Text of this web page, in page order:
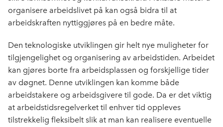
organisere arbeidslivet på kan også bidra til at
arbeidskraften nyttiggjøres på en bedre måte.
Den teknologiske utviklingen gir helt nye muligheter for
tilgjengelighet og organisering av arbeidstiden. Arbeidet
kan gjøres borte fra arbeidsplassen og forskjellige tider
av døgnet. Denne utviklingen kan komme både
arbeidstakere og arbeidsgivere til gode. Da er det viktig
at arbeidstidsregelverket til enhver tid oppleves
tilstrekkelig fleksibelt slik at man kan realisere eventuelle